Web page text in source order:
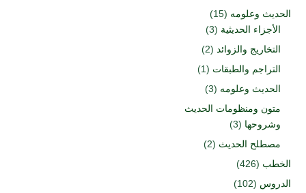
الحديث وعلومه (15)
الأجزاء الحديثية (3)
التخاريج والزوائد (2)
التراجم والطبقات (1)
الحديث وعلومه (3)
متون ومنظومات الحديث
وشروحها (3)
مصطلح الحديث (2)
الخطب (426)
الدروس (102)